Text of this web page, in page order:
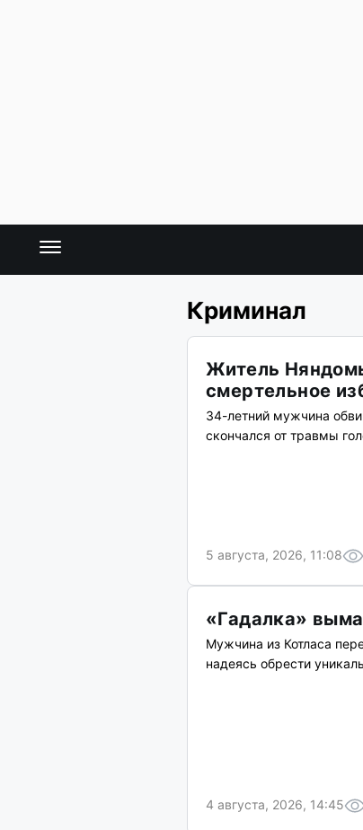
Криминал
Житель
смертельное
34-летний мужчина
скончался от травмы
5 августа, 2026, 11:08
«Гадалка»
Мужчина из Котласа
надеясь обрести
4 августа, 2026, 14:45